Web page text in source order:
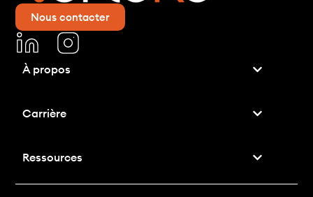
Nous contacter
À propos
Carrière
Ressources